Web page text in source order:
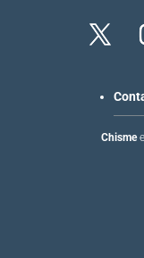
Chisme